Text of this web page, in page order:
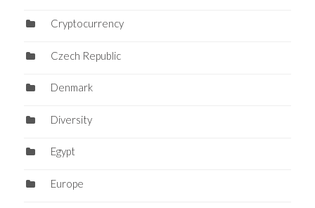
Cryptocurrency
Czech Republic
Denmark
Diversity
Egypt
Europe